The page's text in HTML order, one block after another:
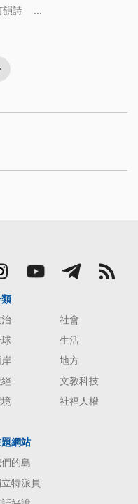
韻詩 ...
社會
生活
地方
文教科技
社福人權
題網站
的島
特派員